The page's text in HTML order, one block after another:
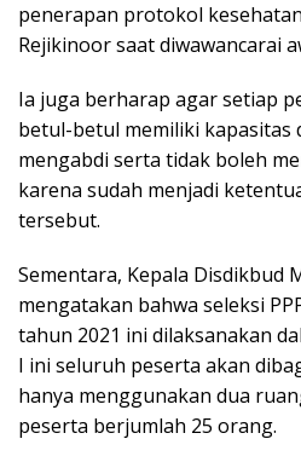
penerapan protokol
Rejikinoor saat diwawancarai
Ia juga berharap agar setiap
betul-betul memiliki
mengabdi serta tidak boleh
karena sudah menjadi
tersebut.
Sementara, Kepala Disdikbud
mengatakan bahwa seleksi
tahun 2021 ini dilaksanakan
I ini seluruh peserta akan
hanya menggunakan dua
peserta berjumlah 25 orang.